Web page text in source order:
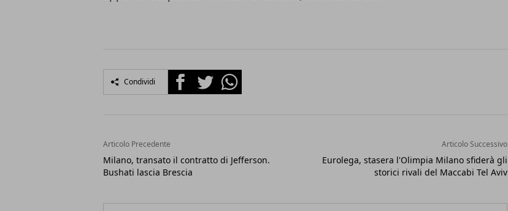
Condividi FacebookTwitterWhatsapp
Articolo Precedente
Milano, transato il contratto di Jefferson.
Bushati lascia Brescia
Articolo Successivo
Eurolega, stasera l'Olimpia Milano sfiderà gli
storici rivali del Maccabi Tel Aviv